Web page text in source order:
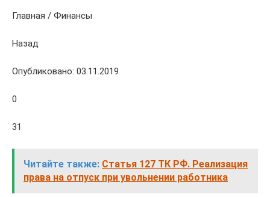
Главная / Финансы
Назад
Опубликовано: 03.11.2019
0
31
Читайте также: Статья 127 ТК РФ. Реализация
права на отпуск при увольнении работника